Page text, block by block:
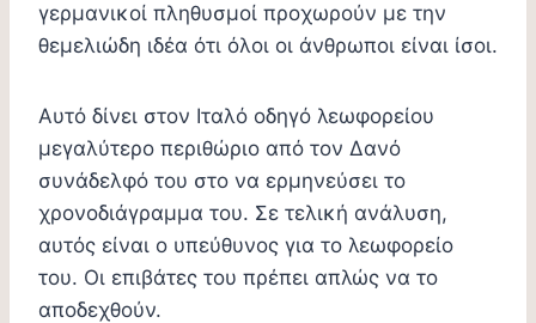
γερμανικοί πληθυσμοί προχωρούν με την
θεμελιώδη ιδέα ότι όλοι οι άνθρωποι είναι ίσοι.
Αυτό δίνει στον Ιταλό οδηγό λεωφορείου
μεγαλύτερο περιθώριο από τον Δανό
συνάδελφό του στο να ερμηνεύσει το
χρονοδιάγραμμα του. Σε τελική ανάλυση,
αυτός είναι ο υπεύθυνος για το λεωφορείο
του. Οι επιβάτες του πρέπει απλώς να το
αποδεχθούν.